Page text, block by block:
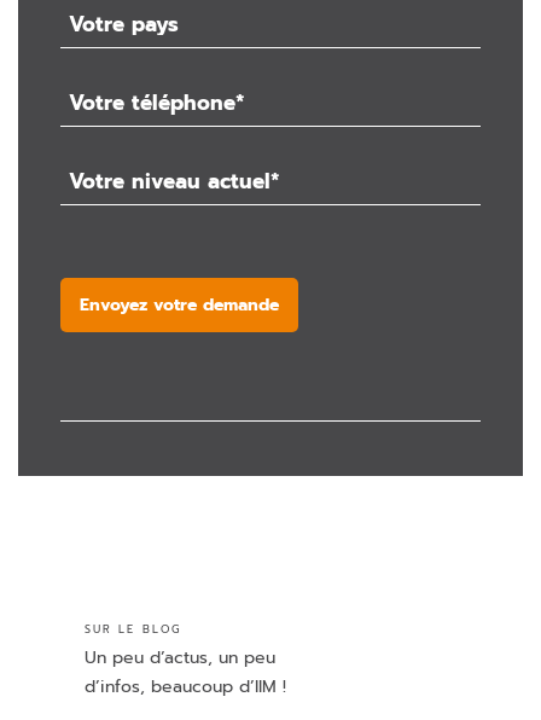
Envoyez votre demande
SUR LE BLOG
Un peu d’actus, un peu
d’infos, beaucoup d’IIM !